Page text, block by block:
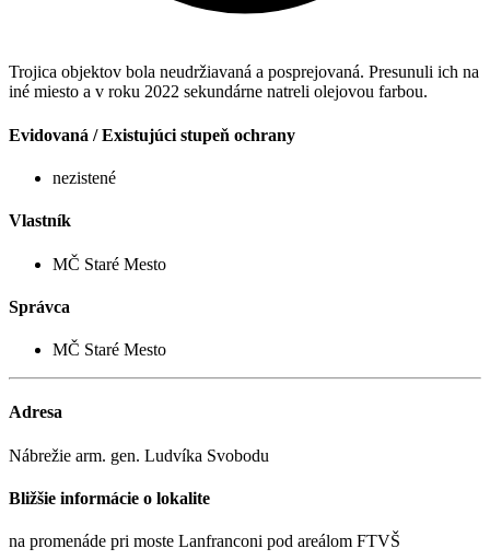
Trojica objektov bola neudržiavaná a posprejovaná. Presunuli ich na
iné miesto a v roku 2022 sekundárne natreli olejovou farbou.
Evidovaná / Existujúci stupeň ochrany
nezistené
Vlastník
MČ Staré Mesto
Správca
MČ Staré Mesto
Adresa
Nábrežie arm. gen. Ludvíka Svobodu
Bližšie informácie o lokalite
na promenáde pri moste Lanfranconi pod areálom FTVŠ